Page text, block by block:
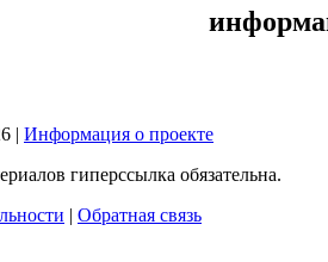
| Информация о проекте
гиперссылка обязательна.
| Обратная связь